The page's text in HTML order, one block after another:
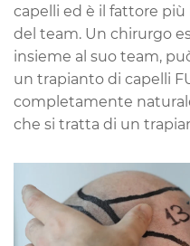
capelli ed è il fattore
del team. Un chirurgo
insieme al suo team,
un trapianto di capelli
completamente
che si tratta di un